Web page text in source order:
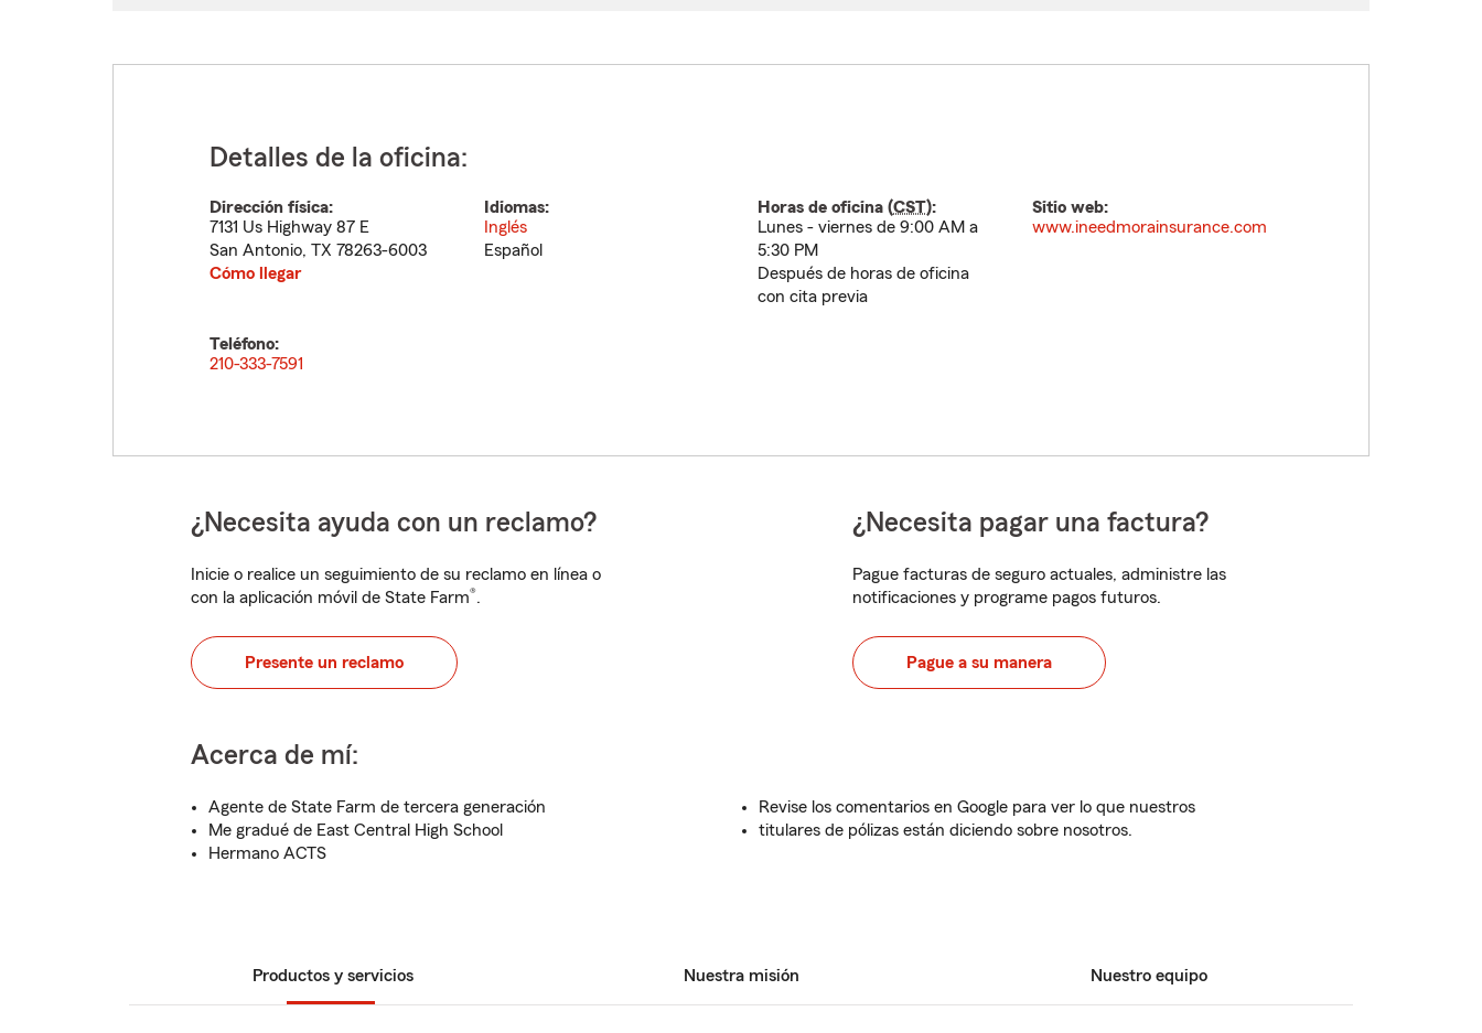
Detalles de la oficina:
Dirección física:
7131 Us Highway 87 E
San Antonio, TX 78263-6003
Cómo llegar
Idiomas:
Inglés
Español
Horas de oficina (CST):
Lunes - viernes de 9:00 AM a
5:30 PM
Después de horas de oficina
con cita previa
Sitio web:
www.ineedmorainsurance.com
Teléfono:
210-333-7591
¿Necesita ayuda con un reclamo?
Inicie o realice un seguimiento de su reclamo en línea o
con la aplicación móvil de State Farm®.
Presente un reclamo
¿Necesita pagar una factura?
Pague facturas de seguro actuales, administre las
notificaciones y programe pagos futuros.
Pague a su manera
Acerca de mí:
Agente de State Farm de tercera generación
Me gradué de East Central High School
Hermano ACTS
Revise los comentarios en Google para ver lo que nuestros
titulares de pólizas están diciendo sobre nosotros.
Productos y servicios Nuestra misión Nuestro equipo